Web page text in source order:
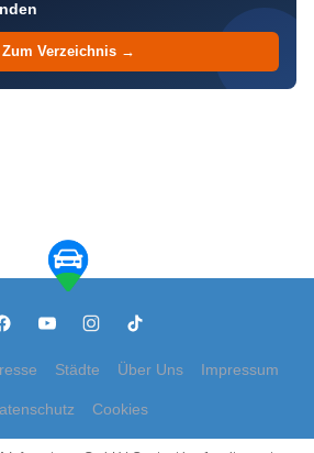
Zum Verzeichnis →
Städte Über Uns Impressum
Cookies